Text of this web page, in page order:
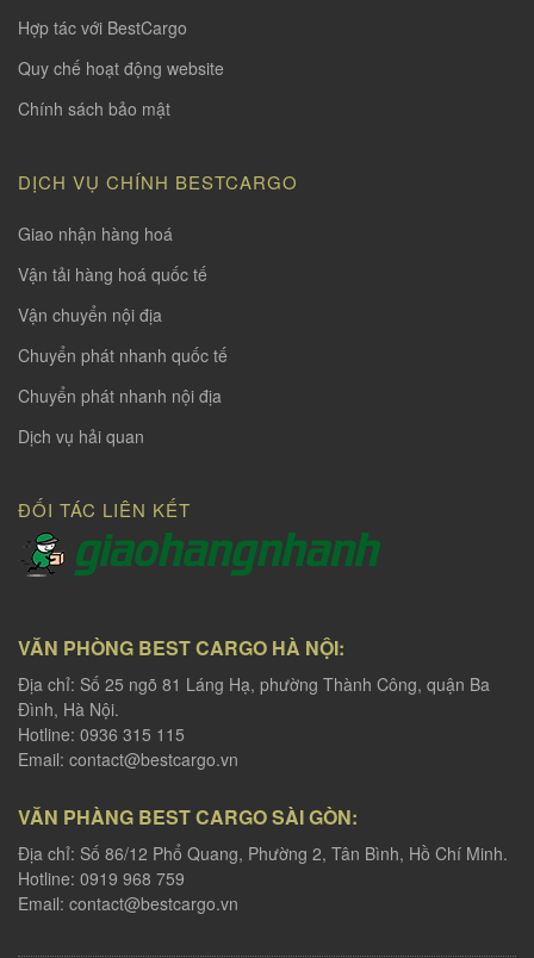
Hợp tác với BestCargo
Quy chế hoạt động website
Chính sách bảo mật
DỊCH VỤ CHÍNH BESTCARGO
Giao nhận hàng hoá
Vận tải hàng hoá quốc tế
Vận chuyển nội địa
Chuyển phát nhanh quốc tế
Chuyển phát nhanh nội địa
Dịch vụ hải quan
ĐỐI TÁC LIÊN KẾT
VĂN PHÒNG BEST CARGO HÀ NỘI:
Địa chỉ: Số 25 ngõ 81 Láng Hạ, phường Thành Công, quận Ba
Đình, Hà Nội.
Hotline: 0936 315 115
Email: contact@bestcargo.vn
VĂN PHÀNG BEST CARGO SÀI GÒN:
Địa chỉ: Số 86/12 Phổ Quang, Phường 2, Tân Bình, Hồ Chí Minh.
Hotline: 0919 968 759
Email: contact@bestcargo.vn